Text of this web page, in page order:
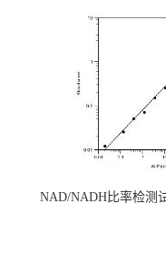
NAD/NADH比率检测